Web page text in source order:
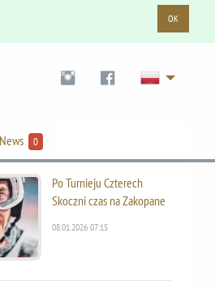
OK
0
Po Turnieju Czterech
Skoczni czas na Zakopane
08.01.2026 07:15